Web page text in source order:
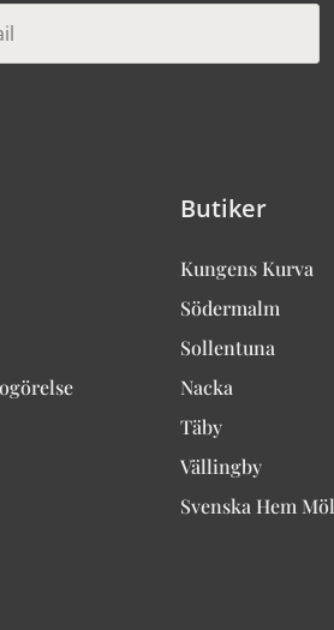
Butiker
Kungens Kurva
Södermalm
Sollentuna
Nacka
Täby
Vällingby
Svenska Hem